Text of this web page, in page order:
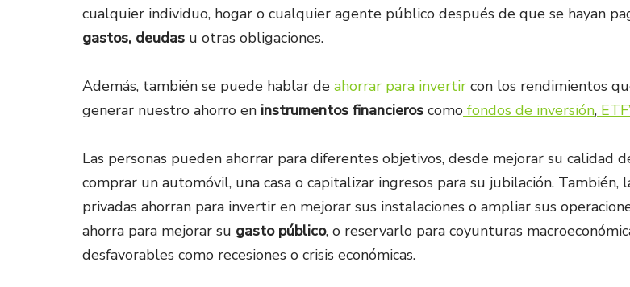
cualquier individuo, hogar o cualquier agente público después de que se hayan
gastos, deudas u otras obligaciones.
Además, también se puede hablar de ahorrar para invertir con los rendimientos
generar nuestro ahorro en instrumentos financieros como fondos de inversión,
Las personas pueden ahorrar para diferentes objetivos, desde mejorar su calidad
comprar un automóvil, una casa o capitalizar ingresos para su jubilación. También,
privadas ahorran para invertir en mejorar sus instalaciones o ampliar sus
ahorra para mejorar su gasto público, o reservarlo para coyunturas
desfavorables como recesiones o crisis económicas.